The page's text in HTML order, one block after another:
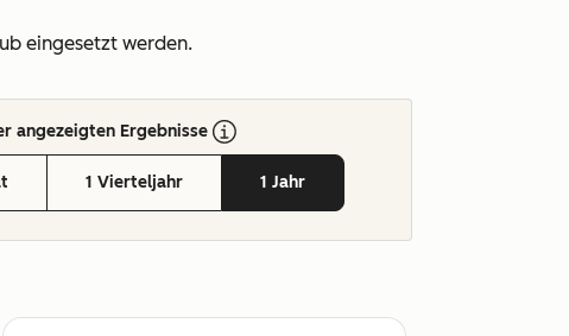
eingesetzt werden.
angezeigten Ergebnisse
1 Vierteljahr 1 Jahr